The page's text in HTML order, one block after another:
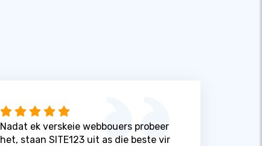
Nadat ek verskeie webbouers probeer
het, staan ​​SITE123 uit as die beste vir